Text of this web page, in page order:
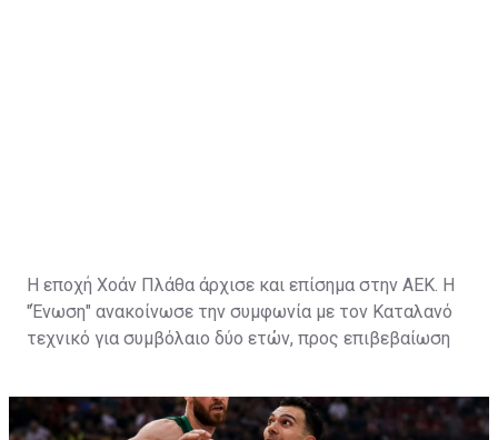
Η εποχή Χοάν Πλάθα άρχισε και επίσημα στην ΑΕΚ. Η
"Ένωση" ανακοίνωσε την συμφωνία με τον Καταλανό
τεχνικό για συμβόλαιο δύο ετών, προς επιβεβαίωση
τα είχαν βρει.